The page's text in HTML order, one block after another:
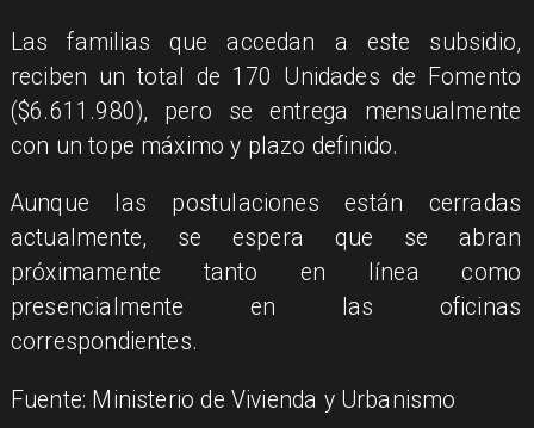
Las familias que accedan a este subsidio,
reciben un total de 170 Unidades de Fomento
($6.611.980), pero se entrega mensualmente
con un tope máximo y plazo definido.
Aunque las postulaciones están cerradas
actualmente, se espera que se abran
próximamente tanto en línea como
presencialmente en las oficinas
correspondientes.
Fuente: Ministerio de Vivienda y Urbanismo